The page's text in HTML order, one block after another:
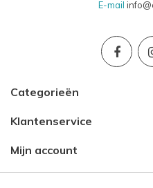
E-mail
Categorieën
Klantenservice
Mijn account